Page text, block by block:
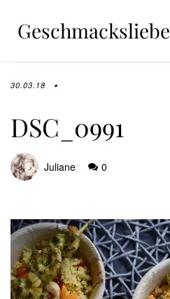
Geschmacksliebe
30.03.18
DSC_0991
Juliane 0